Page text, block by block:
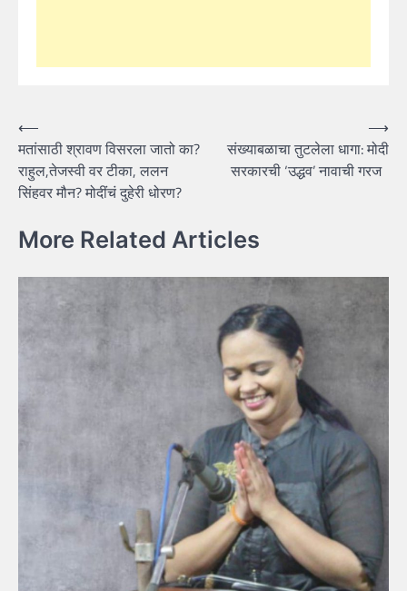
Post
navigation
⟵
मतांसाठी श्रावण विसरला जातो का?
राहुल,तेजस्वी वर टीका, ललन
सिंहवर मौन? मोदींचं दुहेरी धोरण?
संख्याबळाचा तुटलेला धागा: मोदी
सरकारची ‘उद्धव’ नावाची गरज
⟶
More Related Articles